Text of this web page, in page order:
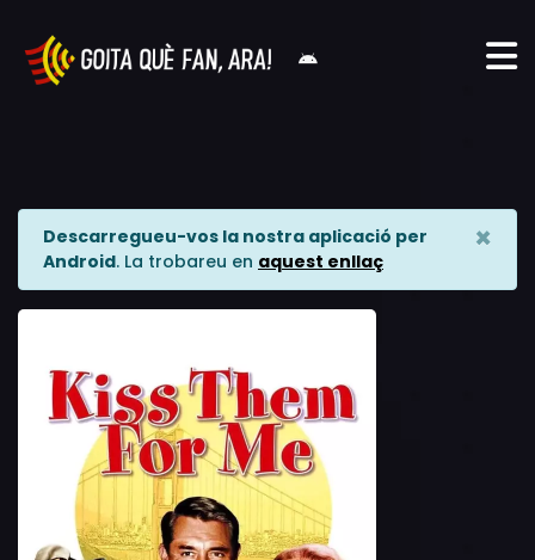
Descarregueu-vos la nostra aplicació per
Android. La trobareu en aquest enllaç
×